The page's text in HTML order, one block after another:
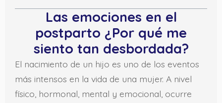
Las emociones en el
postparto ¿Por qué me
siento tan desbordada?
El nacimiento de un hijo es uno de los eventos
más intensos en la vida de una mujer. A nivel
físico, hormonal, mental y emocional, ocurre